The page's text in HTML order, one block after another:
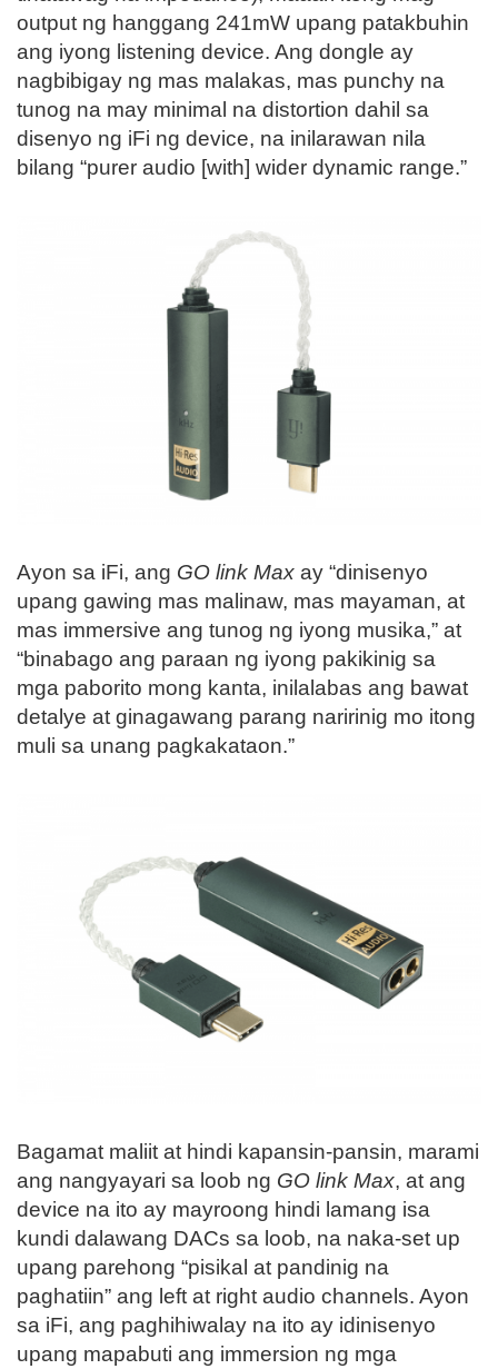
output ng hanggang 241mW upang patakbuhin
ang iyong listening device. Ang dongle ay
nagbibigay ng mas malakas, mas punchy na
tunog na may minimal na distortion dahil sa
disenyo ng iFi ng device, na inilarawan nila
bilang “purer audio [with] wider dynamic range.”
Ayon sa iFi, ang GO link Max ay “dinisenyo
upang gawing mas malinaw, mas mayaman, at
mas immersive ang tunog ng iyong musika,” at
“binabago ang paraan ng iyong pakikinig sa
mga paborito mong kanta, inilalabas ang bawat
detalye at ginagawang parang naririnig mo itong
muli sa unang pagkakataon.”
Bagamat maliit at hindi kapansin-pansin, marami
ang nangyayari sa loob ng GO link Max, at ang
device na ito ay mayroong hindi lamang isa
kundi dalawang DACs sa loob, na naka-set up
upang parehong “pisikal at pandinig na
paghatiin” ang left at right audio channels. Ayon
sa iFi, ang paghihiwalay na ito ay idinisenyo
upang mapabuti ang immersion ng mga